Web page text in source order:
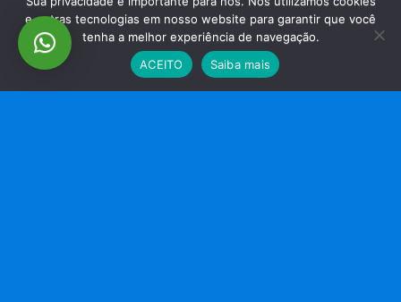
e outras tecnologias em nosso website para garantir que você
tenha a melhor experiência de navegação.
ACEITO
Saiba mais